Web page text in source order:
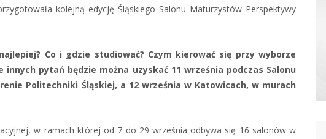
kolejną edycję Śląskiego Salonu Maturzystów Perspektywy
Co i gdzie studiować? Czym kierować się przy wyborze
pytań będzie można uzyskać 11 września podczas Salonu
Politechniki Śląskiej, a 12 września w Katowicach, w murach
w ramach której od 7 do 29 września odbywa się 16 salonów w